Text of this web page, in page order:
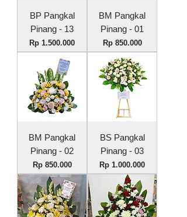
BP Pangkal
Pinang - 13
Harga
Rp 1.500.000
BM Pangkal
Pinang - 01
Harga
Rp 850.000
BM Pangkal
Pinang - 02
Harga
Rp 850.000
BS Pangkal
Pinang - 03
Harga
Rp 1.000.000